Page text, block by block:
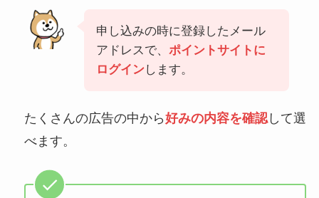
申し込みの時に登録したメール
アドレスで、 ポイントサイトに
ログインします。
たくさんの広告の中から好みの内容を確認して選
べます。